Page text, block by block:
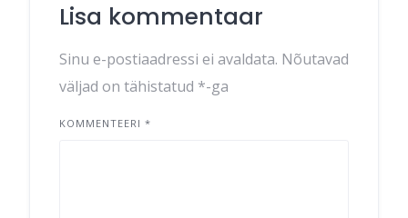
Lisa kommentaar
Sinu e-postiaadressi ei avaldata. Nõutavad
väljad on tähistatud *-ga
KOMMENTEERI *